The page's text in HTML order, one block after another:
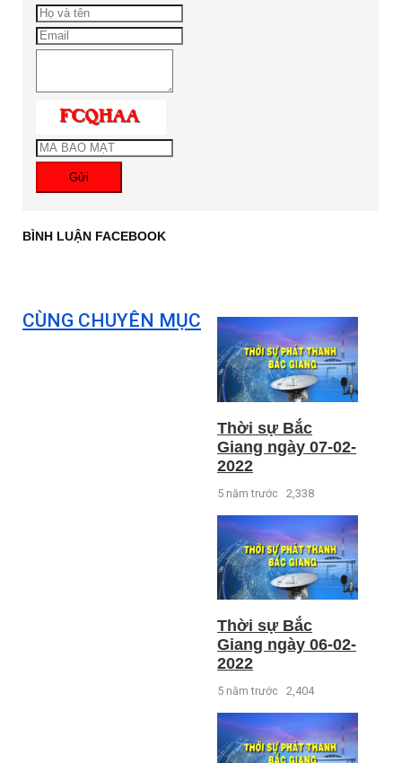
Gửi
BÌNH LUẬN FACEBOOK
CÙNG CHUYÊN MỤC
Thời sự Bắc
Giang ngày 07-02-
2022
5 năm trước 2,338
Thời sự Bắc
Giang ngày 06-02-
2022
5 năm trước 2,404